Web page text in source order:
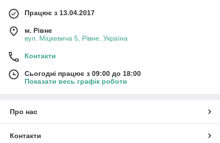
Працює з 13.04.2017
м. Рівне
вул. Міцкевича 5, Рівне, Україна
Контакти
Сьогодні працює з 09:00 до 18:00
Показати весь графік роботи
Про нас
Контакти